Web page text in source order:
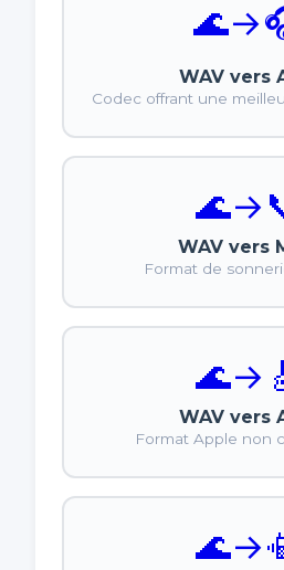
🌊→
WAV vers
Codec offrant une
🌊→
WAV vers
Format de
🌊→
WAV vers
Format Apple non
🌊→